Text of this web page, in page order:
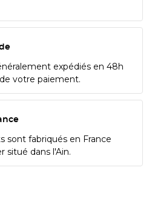
expédiés en 48h
votre paiement.
sont fabriqués en France
situé dans l'Ain.